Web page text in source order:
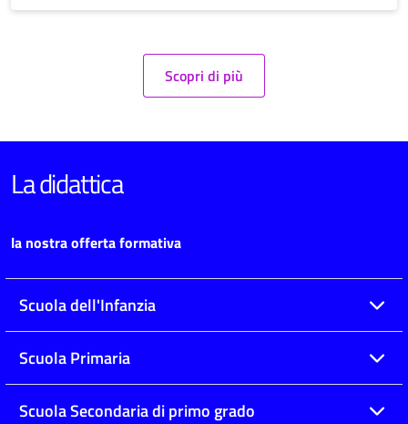
Scopri di più
La didattica
la nostra offerta formativa
Scuola dell'Infanzia
Scuola Primaria
Scuola Secondaria di primo grado